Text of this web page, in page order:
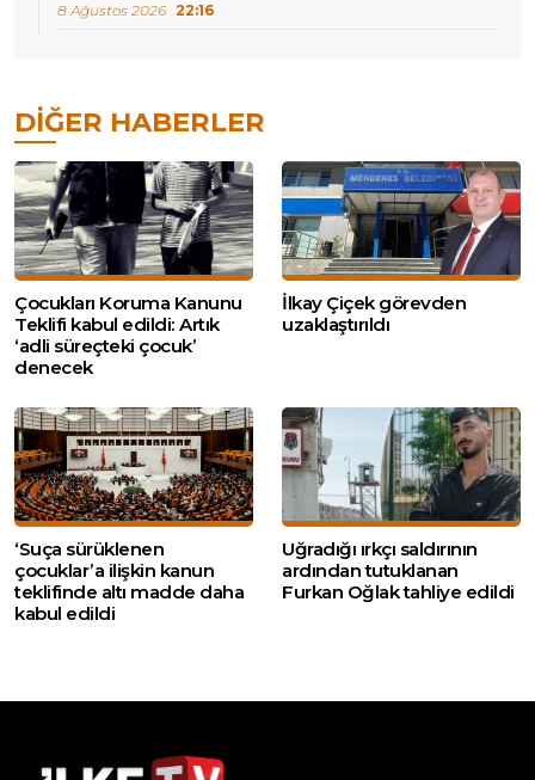
8 Ağustos 2026 22:16
DIĞER HABERLER
Çocukları Koruma Kanunu
Teklifi kabul edildi: Artık
‘adli süreçteki çocuk’
denecek
İlkay Çiçek görevden
uzaklaştırıldı
‘Suça sürüklenen
çocuklar’a ilişkin kanun
teklifinde altı madde daha
kabul edildi
Uğradığı ırkçı saldırının
ardından tutuklanan
Furkan Oğlak tahliye edildi